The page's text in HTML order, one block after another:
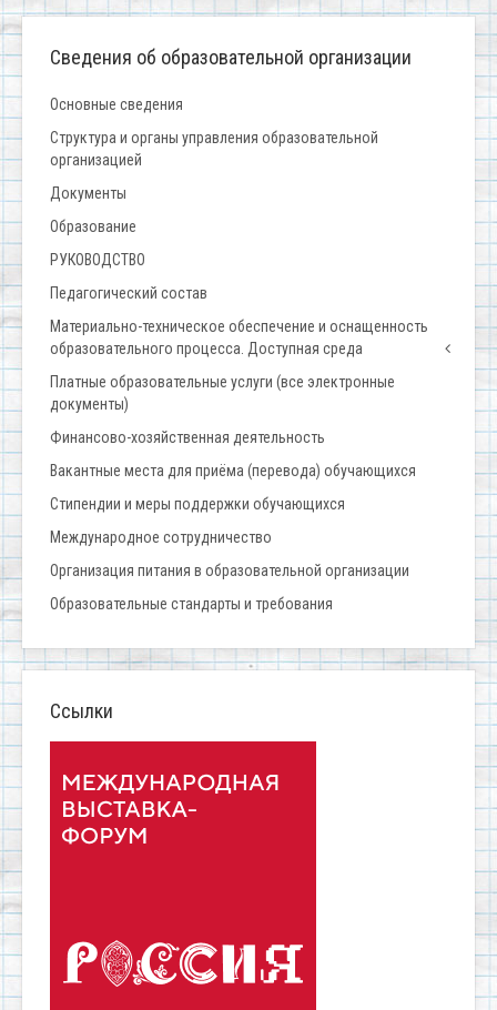
Сведения об образовательной организации
Основные сведения
Структура и органы управления образовательной
организацией
Документы
Образование
РУКОВОДСТВО
Педагогический состав
Материально-техническое обеспечение и оснащенность
образовательного процесса. Доступная среда
Платные образовательные услуги (все электронные
документы)
Финансово-хозяйственная деятельность
Вакантные места для приёма (перевода) обучающихся
Стипендии и меры поддержки обучающихся
Международное сотрудничество
Организация питания в образовательной организации
Образовательные стандарты и требования
Ссылки